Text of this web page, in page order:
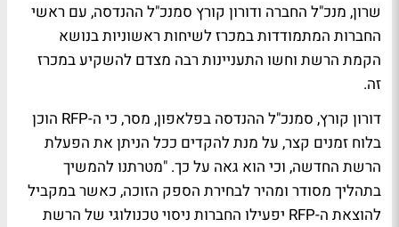
שרון, מנכ"ל החברה ודורון קורץ סמנכ"ל ההנדסה, עם ראשי
החברות המתמודדות במכרז לשיחות ראשוניות בנושא
הקמת הרשת וחשו התעניינות רבה מצדם להשקיע במכרז
זה.
דורון קורץ, סמנכ"ל ההנדסה בפלאפון, מסר, כי ה-RFP הוכן
בלוח זמנים קצר, על מנת להקדים ככל הניתן את הפעלת
הרשת החדשה, וכי הוא גאה על כך. "מטרתנו להמשיך
בתהליך מסודר ומהיר לבחירת הספק הזוכה, כאשר במקביל
להוצאת ה-RFP יפעילו החברות ניסוי טכנולוגי של הרשת